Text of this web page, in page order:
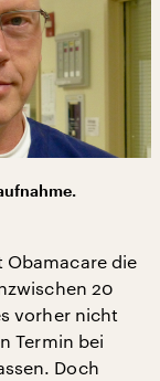
Obamacare die
20
vorher nicht
Termin bei
Doch